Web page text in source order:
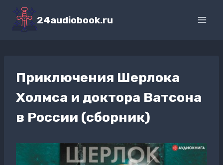
Перейти
содержимому
24audiobook.ru
Приключения Шерлока
Холмса и доктора Ватсона
в России (сборник)